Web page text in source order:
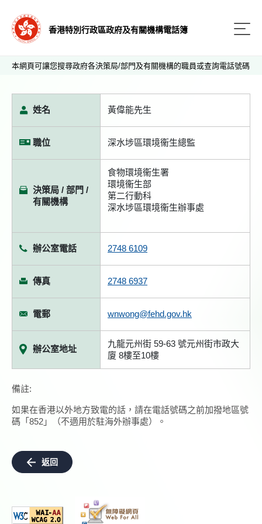
香港特別行政區政府及有關機構電話簿
本網頁可讓您搜尋政府各決策局/部門及有關機構的職員或查詢電話號碼
姓名 黃偉能先生
職位 深水埗區環境衞生總監
決策局 / 部門 /
有關機構
食物環境衞生署
環境衞生部
第二行動科
深水埗區環境衞生辦事處
辦公室電話 2748 6109
傳真 2748 6937
電郵 wnwong@fehd.gov.hk
辦公室地址
九龍元州街 59-63 號元州街市政大
廈 8樓至10樓
備註:
如果在香港以外地方致電的話，請在電話號碼之前加撥地區號
碼「852」（不適用於駐海外辦事處）。
返回